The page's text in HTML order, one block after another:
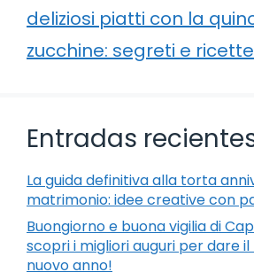
deliziosi piatti con la
zucchine: segreti e
Entradas
La guida definitiva alla torta
matrimonio: idee creative con
Buongiorno e buona vigilia di
scopri i migliori auguri per dare
nuovo anno!